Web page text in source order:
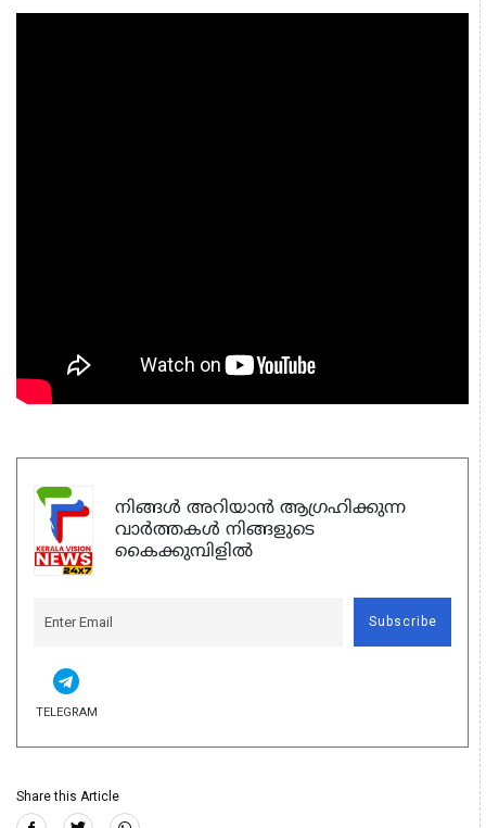
നിങ്ങൾ അറിയാൻ ആഗ്രഹിക്കുന്ന
വാർത്തകൾ നിങ്ങളുടെ
കൈക്കുമ്പിളിൽ
Subscribe
TELEGRAM
Share this Article